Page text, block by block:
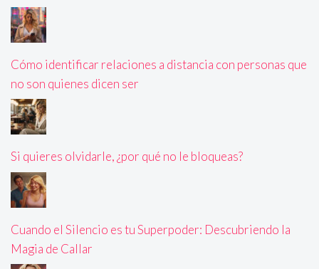
Cómo identificar relaciones a distancia con personas que
no son quienes dicen ser
Si quieres olvidarle, ¿por qué no le bloqueas?
Cuando el Silencio es tu Superpoder: Descubriendo la
Magia de Callar